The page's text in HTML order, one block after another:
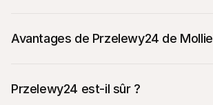
Avantages de Przelewy24 de Mollie
en Pologne
Fournit un soutien pour les virements
Przelewy24 est-il sûr ?